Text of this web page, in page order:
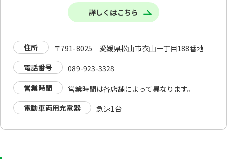
詳しくはこちら
住所
〒791-8025 愛媛県松山市衣山一丁目188番地
電話番号
089-923-3328
営業時間
営業時間は各店舗によって異なります。
電動車両用充電器
急速1台